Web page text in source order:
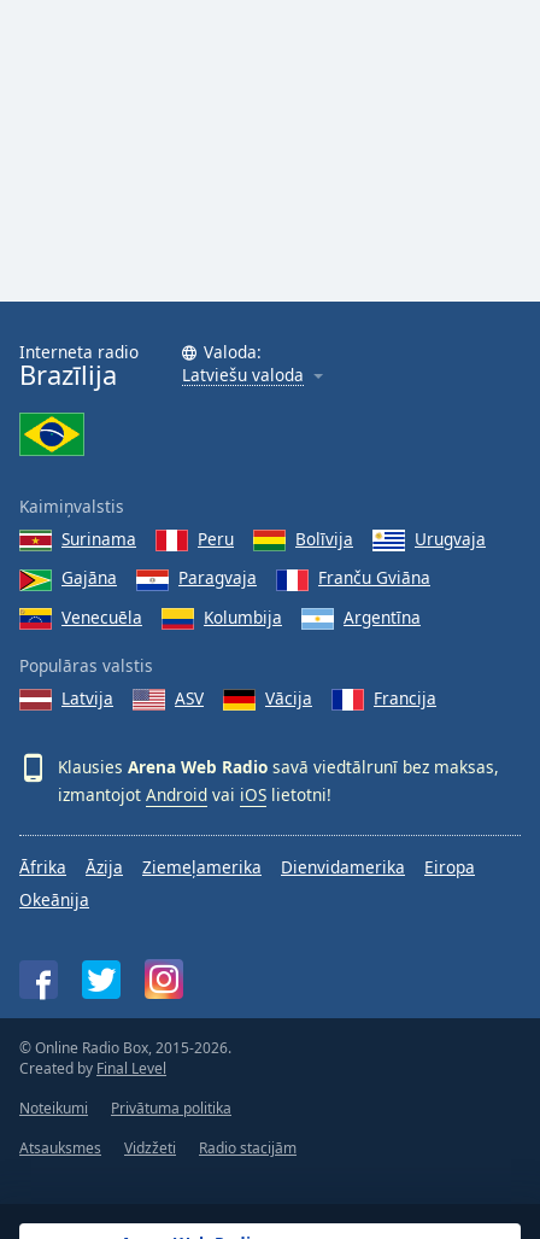
Interneta radio
Brazīlija
Valoda:
Latviešu valoda
Kaimiņvalstis
Surinama
Peru Bolīvija
Urugvaja
Gajāna
Paragvaja
Franču Gviāna
Venecuēla
Kolumbija Argentīna
Populāras valstis
Latvija
ASV Vācija Francija
Klausies Arena Web Radio savā viedtālrunī bez maksas,
izmantojot Android vai iOS lietotni!
Āfrika Āzija Ziemeļamerika Dienvidamerika
Eiropa
Okeānija
© Online Radio Box, 2015-2026.
Created by Final Level
Noteikumi
Privātuma politika
Atsauksmes
Vidzžeti Radio stacijām